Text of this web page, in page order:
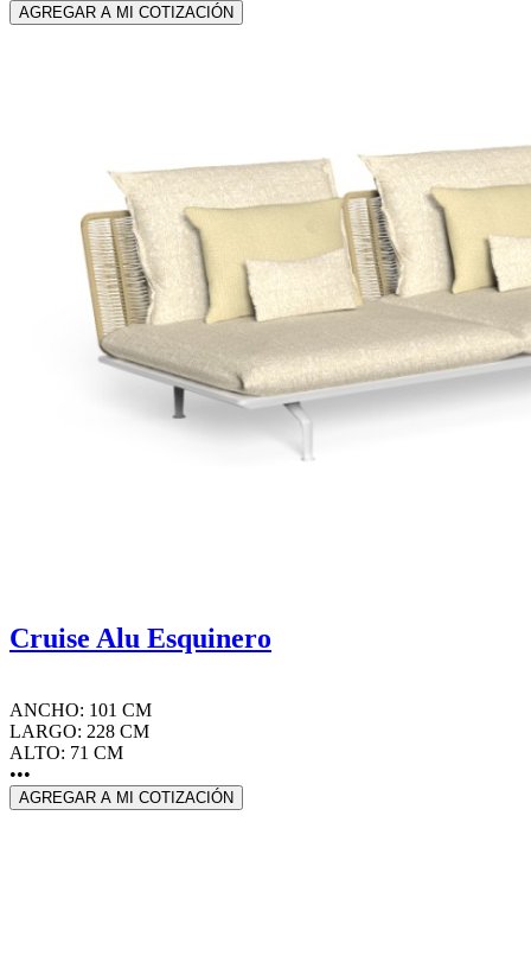
AGREGAR A MI COTIZACIÓN
Cruise Alu Esquinero
ANCHO: 101 CM
LARGO: 228 CM
ALTO: 71 CM
•••
AGREGAR A MI COTIZACIÓN